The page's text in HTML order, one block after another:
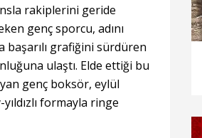
rakiplerini geride
genç sporcu, adını
başarılı grafiğini sürdüren
ulaştı. Elde ettiği bu
genç boksör, eylül
formayla ringe